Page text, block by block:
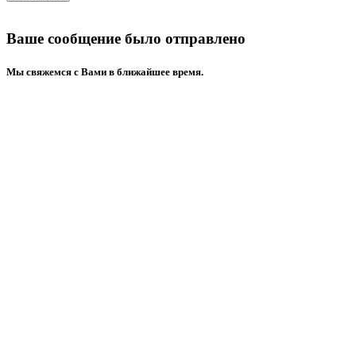
Ваше сообщение было отправлено
Mы свяжемся с Вами в ближайшее время.